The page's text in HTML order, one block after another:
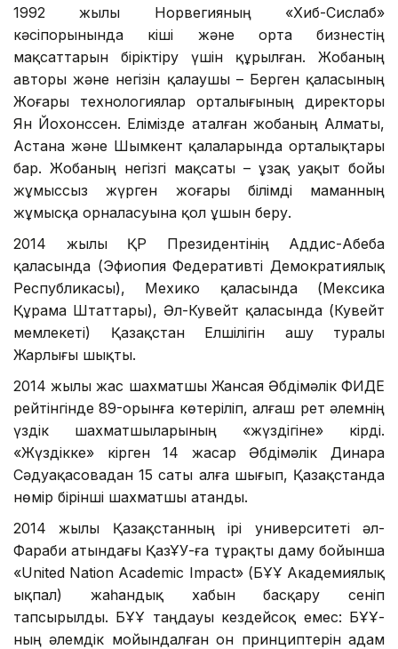
1992 жылы Норвегияның «Хиб-Сислаб»
кәсіпорынында кіші және орта бизнестің
мақсаттарын біріктіру үшін құрылған. Жобаның
авторы және негізін қалаушы – Берген қаласының
Жоғары технологиялар орталығының директоры
Ян Йохонссен. Елімізде аталған жобаның Алматы,
Астана және Шымкент қалаларында орталықтары
бар. Жобаның негізгі мақсаты – ұзақ уақыт бойы
жұмыссыз жүрген жоғары білімді маманның
жұмысқа орналасуына қол ұшын беру.
2014 жылы ҚР Президентінің Аддис-Абеба
қаласында (Эфиопия Федеративті Демократиялық
Республикасы), Мехико қаласында (Мексика
Құрама Штаттары), Әл-Кувейт қаласында (Кувейт
мемлекеті) Қазақстан Елшілігін ашу туралы
Жарлығы шықты.
2014 жылы жас шахматшы Жансая Әбдімәлік ФИДЕ
рейтінгінде 89-орынға көтеріліп, алғаш рет әлемнің
үздік шахматшыларының «жүздігіне» кірді.
«Жүздікке» кірген 14 жасар Әбдімәлік Динара
Сәдуақасовадан 15 саты алға шығып, Қазақстанда
нөмір бірінші шахматшы атанды.
2014 жылы Қазақстанның ірі университеті әл-
Фараби атындағы ҚазҰУ-ға тұрақты даму бойынша
«United Nation Academic Impact» (БҰҰ Академиялық
ықпал) жаһандық хабын басқару сеніп
тапсырылды. БҰҰ таңдауы кездейсоқ емес: БҰҰ-
ның әлемдік мойындалған он принциптерін адам